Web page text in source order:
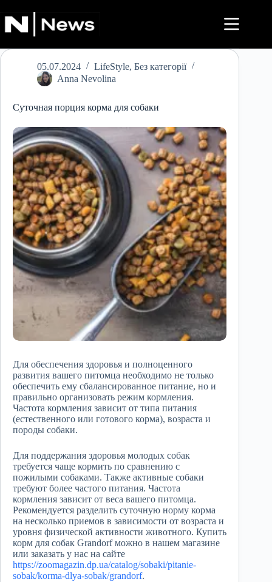
до
вмісту
05.07.2024 LifeStyle, Без категорії
Anna Nevolina
Суточная порция корма для собаки
Для обеспечения здоровья и полноценного
развития вашего питомца необходимо не только
обеспечить ему сбалансированное питание, но и
правильно организовать режим кормления.
Частота кормления зависит от типа питания
(естественного или готового корма), возраста и
породы собаки.
Для поддержания здоровья молодых собак
требуется чаще кормить по сравнению с
пожилыми собаками. Также активные собаки
требуют более частого питания. Частота
кормления зависит от веса вашего питомца.
Рекомендуется разделить суточную норму корма
на несколько приемов в зависимости от возраста и
уровня физической активности животного. Купить
корм для собак Grandorf можно в нашем магазине
или заказать у нас на сайте
https://zoomagazin.dp.ua/catalog/sobaki/pitanie-
sobak/korma-dlya-sobak/grandorf.